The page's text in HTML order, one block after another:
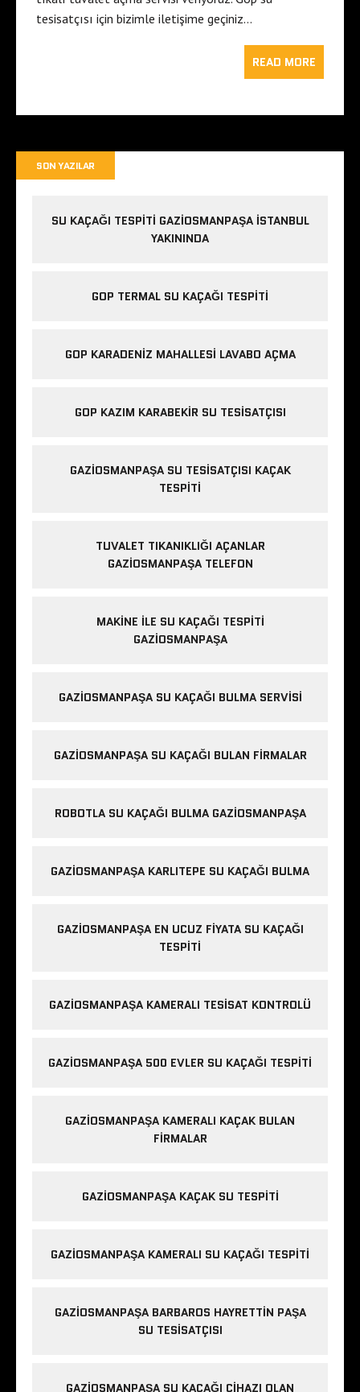
tesisatçısı için bizimle iletişime geçiniz…
READ MORE
SON YAZILAR
SU KAÇAĞI TESPITI GAZIOSMANPAŞA ISTANBUL
YAKININDA
GOP TERMAL SU KAÇAĞI TESPITI
GOP KARADENIZ MAHALLESI LAVABO AÇMA
GOP KAZIM KARABEKIR SU TESISATÇISI
GAZIOSMANPAŞA SU TESISATÇISI KAÇAK
TESPITI
TUVALET TIKANIKLIĞI AÇANLAR
GAZIOSMANPAŞA TELEFON
MAKINE ILE SU KAÇAĞI TESPITI
GAZIOSMANPAŞA
GAZIOSMANPAŞA SU KAÇAĞI BULMA SERVISI
GAZIOSMANPAŞA SU KAÇAĞI BULAN FIRMALAR
ROBOTLA SU KAÇAĞI BULMA GAZIOSMANPAŞA
GAZIOSMANPAŞA KARLITEPE SU KAÇAĞI BULMA
GAZIOSMANPAŞA EN UCUZ FIYATA SU KAÇAĞI
TESPITI
GAZIOSMANPAŞA KAMERALI TESISAT KONTROLÜ
GAZIOSMANPAŞA 500 EVLER SU KAÇAĞI TESPITI
GAZIOSMANPAŞA KAMERALI KAÇAK BULAN
FIRMALAR
GAZIOSMANPAŞA KAÇAK SU TESPITI
GAZIOSMANPAŞA KAMERALI SU KAÇAĞI TESPITI
GAZIOSMANPAŞA BARBAROS HAYRETTIN PAŞA
SU TESISATÇISI
GAZIOSMANPAŞA SU KAÇAĞI CIHAZI OLAN